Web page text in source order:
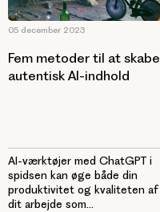
05 december 2023
Fem metoder til at skabe
autentisk AI-indhold
AI-værktøjer med ChatGPT i
spidsen kan øge både din
produktivitet og kvaliteten af
dit arbejde som...